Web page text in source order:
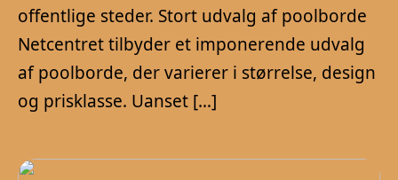
offentlige steder. Stort udvalg af poolborde
Netcentret tilbyder et imponerende udvalg
af poolborde, der varierer i størrelse, design
og prisklasse. Uanset […]